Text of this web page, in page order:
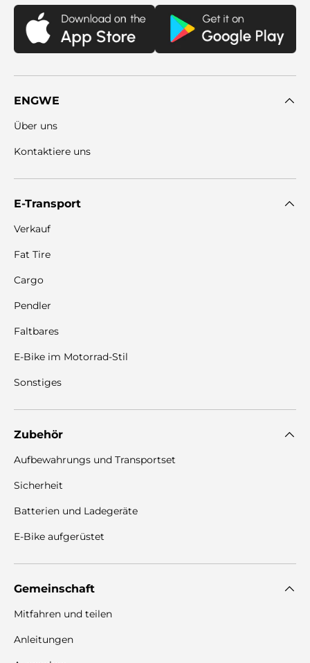
ENGWE
Über uns
Kontaktiere uns
E-Transport
Verkauf
Fat Tire
Cargo
Pendler
Faltbares
E-Bike im Motorrad-Stil
Sonstiges
Zubehör
Aufbewahrungs und Transportset
Sicherheit
Batterien und Ladegeräte
E-Bike aufgerüstet
Gemeinschaft
Mitfahren und teilen
Anleitungen